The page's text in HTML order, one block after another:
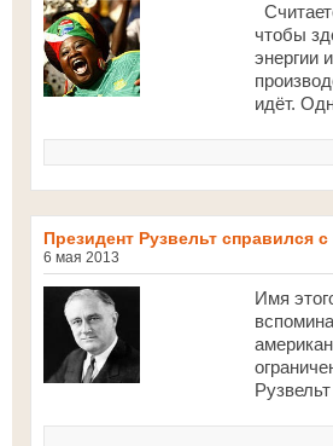
чтобы
энергии
идёт.
Президент Рузвельт справился
6 мая 2013
Имя